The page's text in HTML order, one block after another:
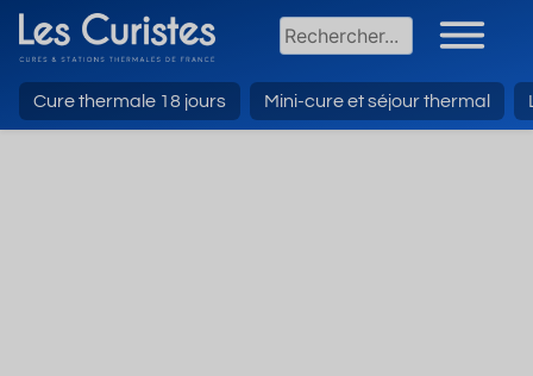
Cure thermale 18 jours Mini-cure et séjour thermal